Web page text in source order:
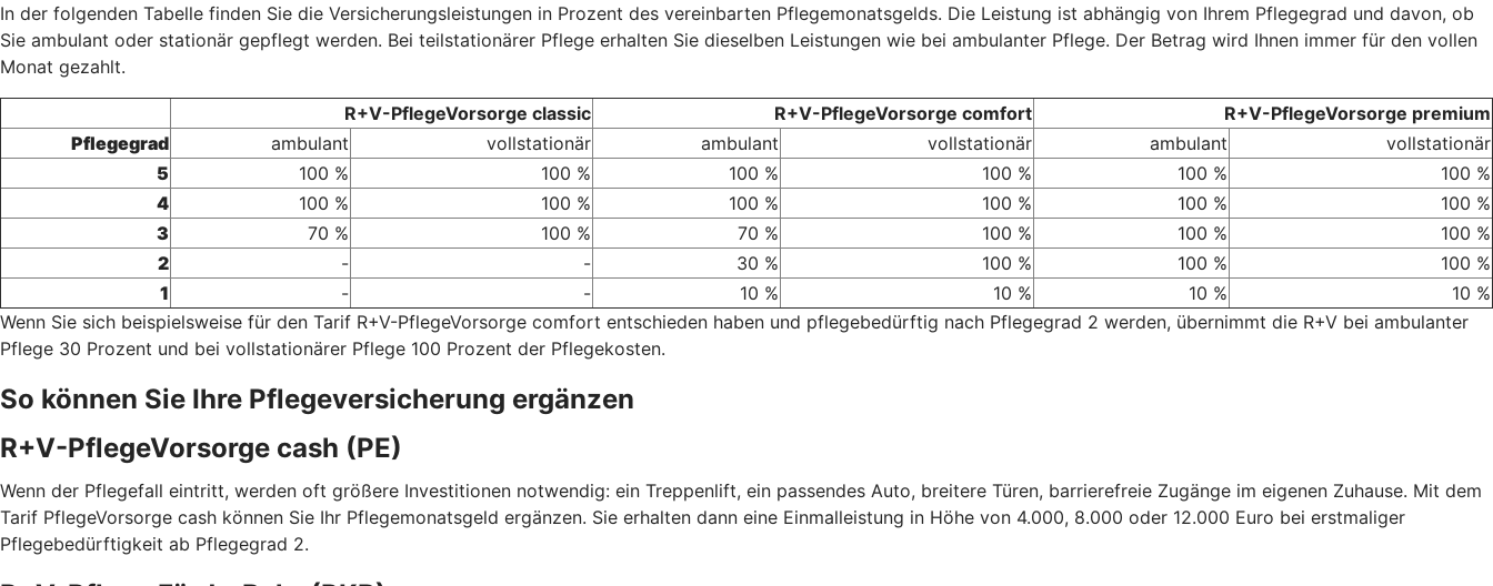
In der folgenden Tabelle finden Sie die Versicherungsleistungen in Prozent des vereinbarten Pflegemonatsgelds. Die Leistung ist abhängig von Ihrem Pflegegrad und davon, ob
Sie ambulant oder stationär gepflegt werden. Bei teilstationärer Pflege erhalten Sie dieselben Leistungen wie bei ambulanter Pflege. Der Betrag wird Ihnen immer für den vollen
Monat gezahlt.
R+V-PflegeVorsorge classic R+V-PflegeVorsorge comfort
R+V-PflegeVorsorge premium
Pflegegrad
ambulant vollstationär ambulant vollstationär ambulant
vollstationär
5
100 % 100 % 100 % 100 % 100 %
100 %
4
100 % 100 % 100 % 100 % 100 %
100 %
3
70 % 100 % 70 % 100 % 100 %
100 %
2
- - 30 % 100 % 100 %
100 %
1
- - 10 % 10 % 10 %
10 %
Wenn Sie sich beispielsweise für den Tarif R+V-PflegeVorsorge comfort entschieden haben und pflegebedürftig nach Pflegegrad 2 werden, übernimmt die R+V bei ambulanter
Pflege 30 Prozent und bei vollstationärer Pflege 100 Prozent der Pflegekosten.
So können Sie Ihre Pflegeversicherung ergänzen
R+V-PflegeVorsorge cash (PE)
Wenn der Pflegefall eintritt, werden oft größere Investitionen notwendig: ein Treppenlift, ein passendes Auto, breitere Türen, barrierefreie Zugänge im eigenen Zuhause. Mit dem
Tarif PflegeVorsorge cash können Sie Ihr Pflegemonatsgeld ergänzen. Sie erhalten dann eine Einmalleistung in Höhe von 4.000, 8.000 oder 12.000 Euro bei erstmaliger
Pflegebedürftigkeit ab Pflegegrad 2.